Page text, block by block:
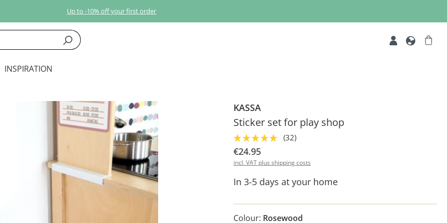
Up to -10% off your first order
INSPIRATION
KASSA
Sticker set for play shop
(32)
€24.95
incl. VAT plus shipping costs
In 3-5 days at your home
Colour: Rosewood